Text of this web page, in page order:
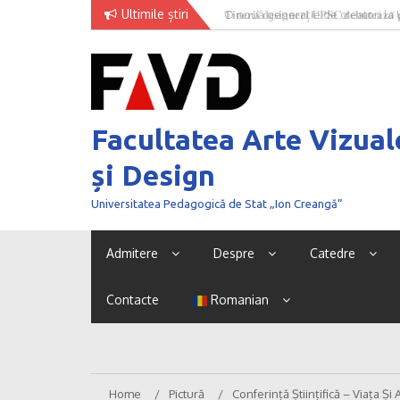
Ultimile știri O nouă generație de creatori la
Facultatea Arte
și Design
Universitatea Pedagogică de Stat „Ion Creangă”
Admitere Despre Catedre
Contacte Romanian
Home Pictură Conferință Științifică – Viața Și